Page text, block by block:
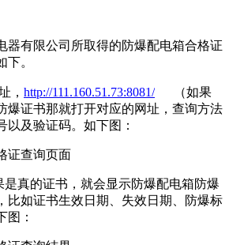
器有限公司所取得的防爆配电箱合格证
。
， http://111.160.51.73:8081/
（如果
爆证书那就打开对应的网址，查询方法
以及验证码。如下图：
真的证书，就会显示防爆配电箱防爆
比如证书生效日期、失效日期、防爆标
图：